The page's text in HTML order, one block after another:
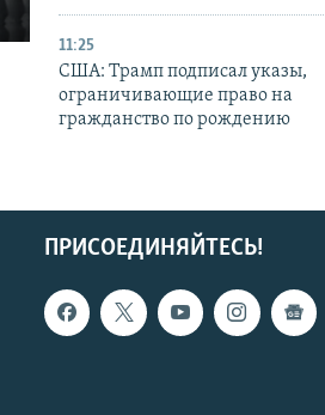
11:25
США: Трамп подписал указы,
ограничивающие право на
гражданство по рождению
ПРИСОЕДИНЯЙТЕСЬ!